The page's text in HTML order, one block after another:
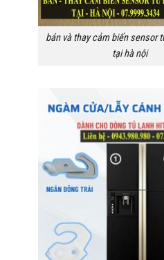
bán và thay cảm biến sensor
tại hà nội